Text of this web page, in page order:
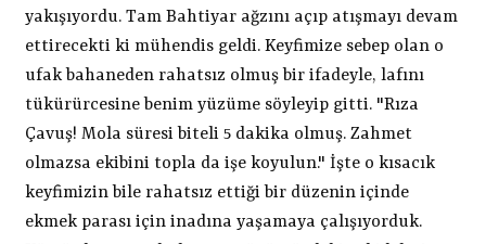
yakışıyordu. Tam Bahtiyar ağzını açıp atışmayı devam
ettirecekti ki mühendis geldi. Keyfimize sebep olan o
ufak bahaneden rahatsız olmuş bir ifadeyle, lafını
tükürürcesine benim yüzüme söyleyip gitti. "Rıza
Çavuş! Mola süresi biteli 5 dakika olmuş. Zahmet
olmazsa ekibini topla da işe koyulun." İşte o kısacık
keyfimizin bile rahatsız ettiği bir düzenin içinde
ekmek parası için inadına yaşamaya çalışıyorduk.